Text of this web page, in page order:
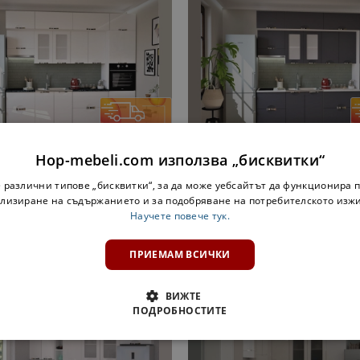
С НАДСТРОЙКА АДЕЛ ЛУКС
2,8 М. В БЯЛ ГЛАНЦ
€ 2501,51 лв.
КУХНЯ С НАДСТРОЙКА
NEW 2,8 М. ГРАФИТ
1162,00 € 2272,67 лв.
Hop-mebeli.com използва „бисквитки“
типове „бисквитки“, за да може уебсайтът да функционира
на съдържанието и за подобряване на потребителското
Научете повече тук.
ПРИЕМАМ ВСИЧКИ
ВИЖТЕ
ПОДРОБНОСТИТЕ